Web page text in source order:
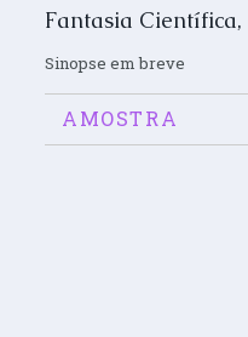
Fantasia Científica,
Sinopse em breve
AMOSTRA